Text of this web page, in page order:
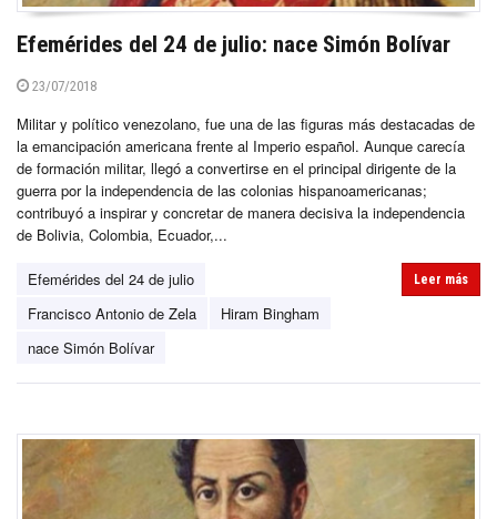
Efemérides del 24 de julio: nace Simón Bolívar
23/07/2018
Militar y político venezolano, fue una de las figuras más destacadas de
la emancipación americana frente al Imperio español. Aunque carecía
de formación militar, llegó a convertirse en el principal dirigente de la
guerra por la independencia de las colonias hispanoamericanas;
contribuyó a inspirar y concretar de manera decisiva la independencia
de Bolivia, Colombia, Ecuador,...
Efemérides del 24 de julio
Francisco Antonio de Zela
Hiram Bingham
nace Simón Bolívar
Leer más